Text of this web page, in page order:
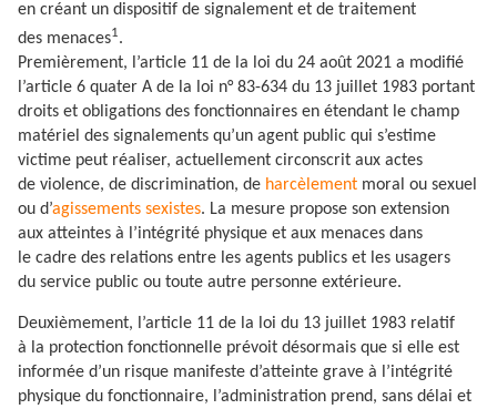
en créant un dispositif de signalement et de traitement
des menaces1.
Premièrement, l’article 11 de la loi du 24 août 2021 a modifié
l’article 6 quater A de la loi n° 83-634 du 13 juillet 1983 portant
droits et obligations des fonctionnaires en étendant le champ
matériel des signalements qu’un agent public qui s’estime
victime peut réaliser, actuellement circonscrit aux actes
de violence, de discrimination, de harcèlement moral ou sexuel
ou d’agissements sexistes. La mesure propose son extension
aux atteintes à l’intégrité physique et aux menaces dans
le cadre des relations entre les agents publics et les usagers
du service public ou toute autre personne extérieure.
Deuxièmement, l’article 11 de la loi du 13 juillet 1983 relatif
à la protection fonctionnelle prévoit désormais que si elle est
informée d’un risque manifeste d’atteinte grave à l’intégrité
physique du fonctionnaire, l’administration prend, sans délai et